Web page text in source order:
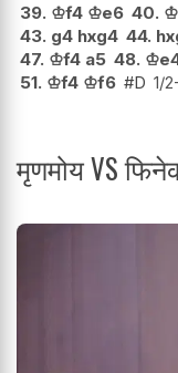
39. ♔f4 ♔e6 40. ♔
43. g4 hxg4 44.
47. ♔f4 a5 48. ♔
51. ♔f4 ♔f6 #D 1/
मृणमोय VS